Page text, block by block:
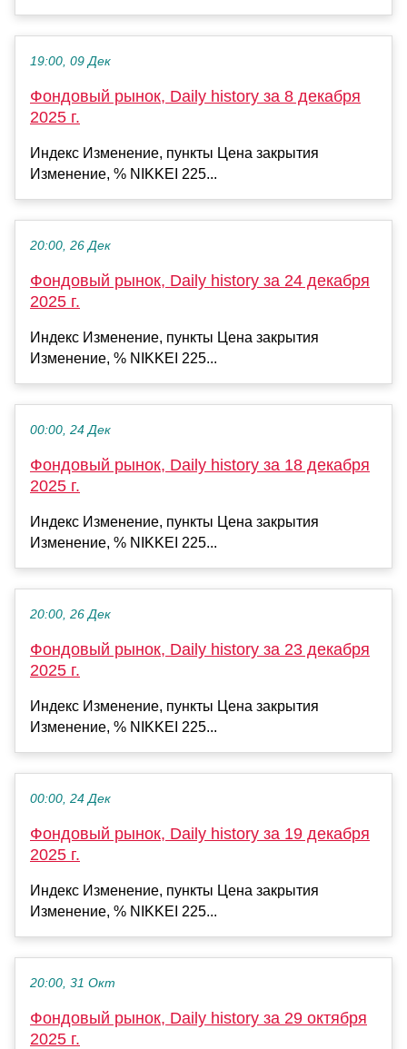
19:00, 09 Дек
Фондовый рынок, Daily history за 8 декабря
2025 г.
Индекс Изменение, пункты Цена закрытия
Изменение, % NIKKEI 225...
20:00, 26 Дек
Фондовый рынок, Daily history за 24 декабря
2025 г.
Индекс Изменение, пункты Цена закрытия
Изменение, % NIKKEI 225...
00:00, 24 Дек
Фондовый рынок, Daily history за 18 декабря
2025 г.
Индекс Изменение, пункты Цена закрытия
Изменение, % NIKKEI 225...
20:00, 26 Дек
Фондовый рынок, Daily history за 23 декабря
2025 г.
Индекс Изменение, пункты Цена закрытия
Изменение, % NIKKEI 225...
00:00, 24 Дек
Фондовый рынок, Daily history за 19 декабря
2025 г.
Индекс Изменение, пункты Цена закрытия
Изменение, % NIKKEI 225...
20:00, 31 Окт
Фондовый рынок, Daily history за 29 октября
2025 г.